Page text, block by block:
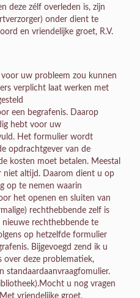
deze zélf overleden is, zijn
onder dient te
en vriendelijke groet, R.V.
voor uw probleem zou kunnen
verplicht laat werken met
een begrafenis. Daarop
hebt voor uw
Het formulier wordt
opdrachtgever van de
kosten moet betalen. Meestal
niet altijd. Daarom dient u op
op te nemen waarin
het openen en sluiten van
rechthebbende zelf is
rechthebbende te
op hetzelfde formulier
Bijgevoegd zend ik u
over deze problematiek,
standaardaanvraagfomulier.
u nog vragen
vriendelijke groet,